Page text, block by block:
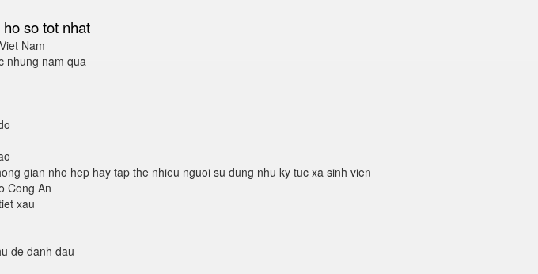
so tot nhat
Nam
nhung nam qua
gian nho hep hay tap the nhieu nguoi su dung nhu ky tuc xa sinh vien
Cong An
xau
de danh dau